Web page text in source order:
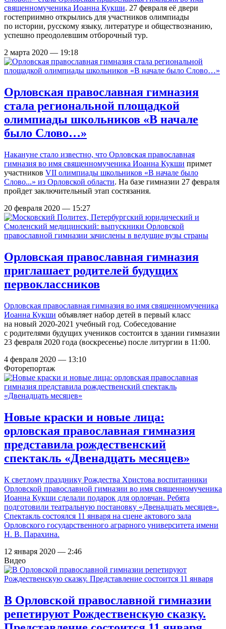
священномученика Иоанна Кукши. 27 февраля её двери
гостеприимно открылись для участников олимпиады
по истории, русскому языку, литературе и обществознанию,
успешно преодолевшим отборочный тур.
2 марта 2020 — 19:18
Орловская православная гимназия
стала региональной площадкой
олимпиады школьников «В начале
было Слово…»
Накануне стало известно, что Орловская православная
гимназия во имя священномученика Иоанна Кукши примет
участников VII олимпиады школьников «В начале было
Слово...» из Орловской области. На базе гимназии 27 февраля
пройдет заключительный этап состязания.
20 февраля 2020 — 15:27
Орловская православная гимназия
приглашает родителей будущих
первоклассников
Орловская православная гимназия во имя священномученика
Иоанна Кукши объявляет набор детей в первый класс
на новый 2020-2021 учебный год. Собеседование
с родителями будущих учеников состоится в здании гимназии
23 февраля 2020 года (воскресенье) после литургии в 11:00.
4 февраля 2020 — 13:10
Фоторепортаж
Новые краски и новые лица:
орловская православная гимназия
представила рождественский
спектакль «Двенадцать месяцев»
К светлому празднику Рождества Христова воспитанники
Орловской православной гимназии во имя священномученика
Иоанна Кукши сделали подарок для орловчан. Ребята
подготовили театральную постановку «Двенадцать месяцев».
Спектакль состоялся 11 января на сцене актового зала
Орловского государственного аграрного университета имени
Н. В. Парахина.
12 января 2020 — 2:46
Видео
В Орловской православной гимназии
репетируют Рождественскую сказку.